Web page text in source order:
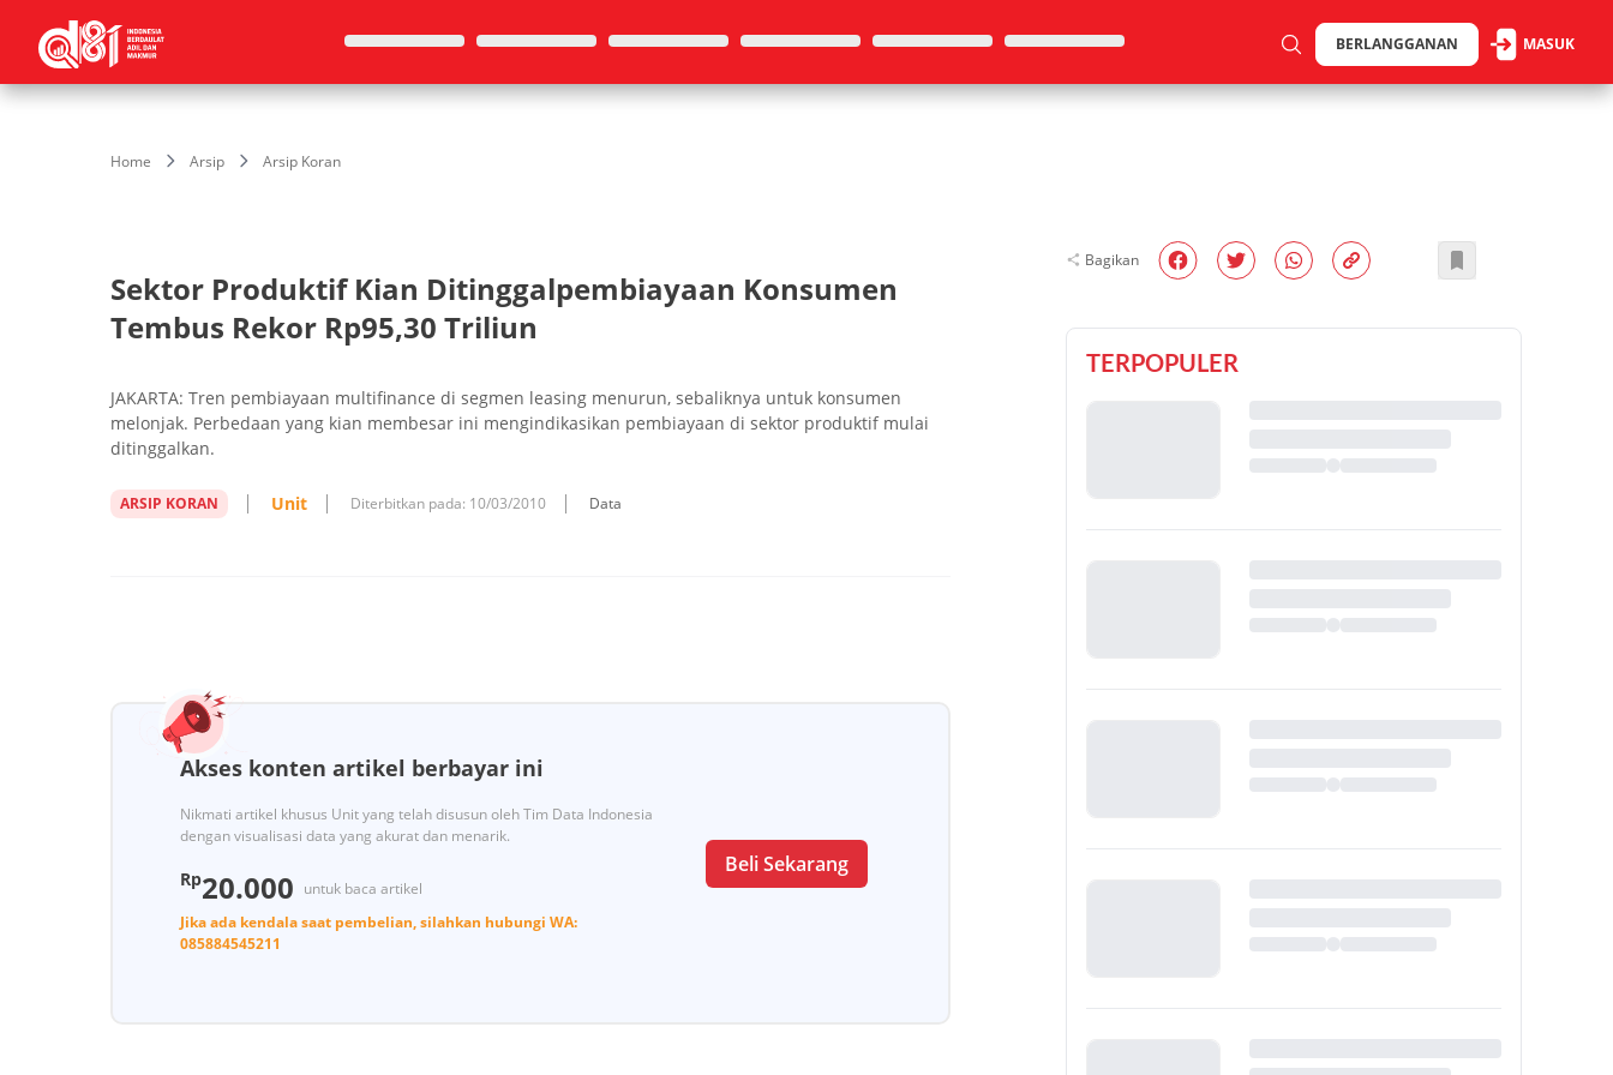
BERLANGGANAN MASUK
Home Arsip Arsip Koran
Sektor Produktif Kian Ditinggalpembiayaan Konsumen
Tembus Rekor Rp95,30 Triliun
JAKARTA: Tren pembiayaan multifinance di segmen leasing menurun, sebaliknya untuk konsumen
melonjak. Perbedaan yang kian membesar ini mengindikasikan pembiayaan di sektor produktif mulai
ditinggalkan.
ARSIP KORAN Unit Diterbitkan pada: 10/03/2010 Data
Akses konten artikel berbayar ini
Nikmati artikel khusus Unit yang telah disusun oleh Tim Data Indonesia
dengan visualisasi data yang akurat dan menarik.
Rp20.000 untuk baca artikel
Jika ada kendala saat pembelian, silahkan hubungi WA:
085884545211
Beli Sekarang
Bagikan
TERPOPULER